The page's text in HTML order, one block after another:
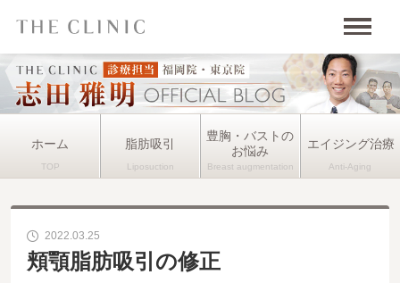
ホーム 脂肪吸引
豊胸・バストの
お悩み
エイジング治療
2022.03.25
頬顎脂肪吸引の修正